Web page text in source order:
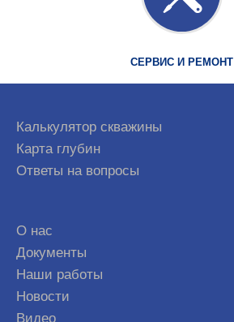
СЕРВИС И РЕМОНТ
Калькулятор скважины
Карта глубин
Ответы на вопросы
О нас
Документы
Наши работы
Новости
Видео